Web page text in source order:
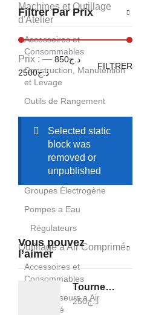
Machines et Outillage
d'Atelier
Accessoires et
Consommables
Construction, Manutention
et Levage
Outils de Rangement
Scies et Outils de Découpe
Tronçonneuses a Table
Moteurs, Pompes et
Générateurs
Groupes Électrogène
Pompes a Eau
Régulateurs
Outillage a Air Comprimé
Accessoires et
Consommables
Compresseurs a Air
Comprimé
Filtrer Par Prix
FILTRER
Prix : د.ج850 —
د.ج2500
Selected static
block was
removed or
unpublished
Vous pouvez
l’aimer
Tournevis isolé plat - THTIS5125
د.ج250